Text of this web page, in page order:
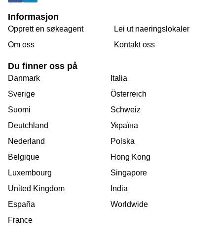
Informasjon
Opprett en søkeagent
Om oss
Lei ut naeringslokaler
Kontakt oss
Du finner oss på
Danmark
Sverige
Suomi
Deutchland
Nederland
Belgique
Luxembourg
United Kingdom
España
France
Italia
Österreich
Schweiz
Україна
Polska
Hong Kong
Singapore
India
Worldwide